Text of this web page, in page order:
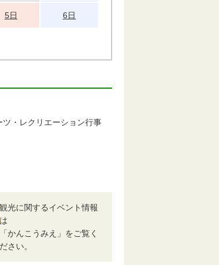
5日 6日
ツ・レクリエーション行事
観光に関するイベント情報
は
「かんこうみえ」をご覧く
ださい。